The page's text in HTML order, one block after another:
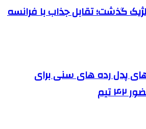
گذشت؛ تقابل جذاب با فرانسه
های پدل رده های سنی برای
تیم